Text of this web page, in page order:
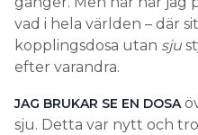
vad i hela världen – där
kopplingsdosa utan sju
efter varandra.
JAG BRUKAR SE EN DOSA
sju. Detta var nytt och